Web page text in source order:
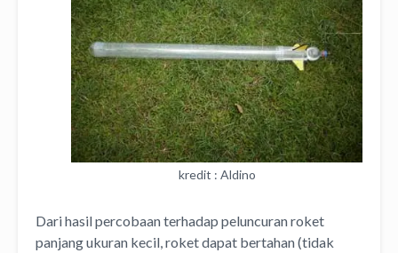
kredit : Aldino
Dari hasil percobaan terhadap peluncuran roket
panjang ukuran kecil, roket dapat bertahan (tidak